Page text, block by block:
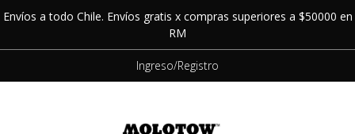
Envíos a todo Chile. Envíos gratis x compras superiores a $50000 en
RM
Ingreso/Registro